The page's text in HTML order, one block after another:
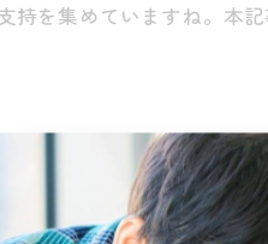
持を集めていますね。本